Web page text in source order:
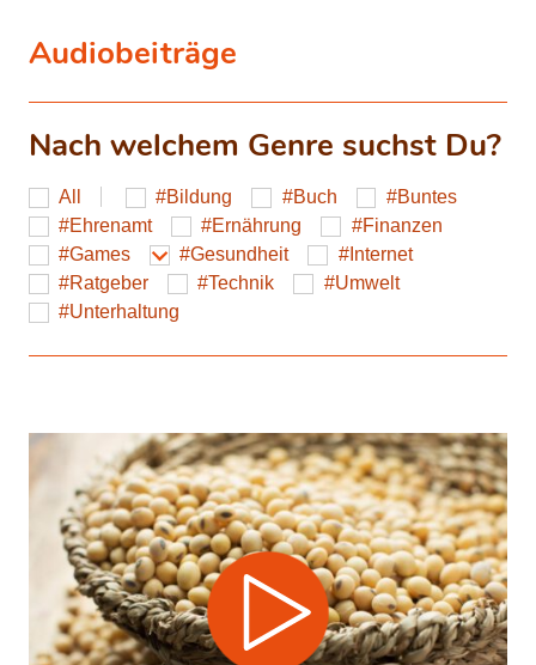
Audiobeiträge
Nach welchem Genre suchst Du?
All Bildung Buch
Buntes
Ehrenamt
Ernährung
Finanzen
Games
Gesundheit
Internet
Ratgeber
Technik
Umwelt
Unterhaltung